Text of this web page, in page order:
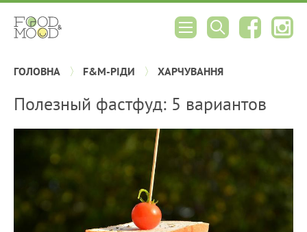
ГОЛОВНА F&M-РІДИ ХАРЧУВАННЯ
Полезный фастфуд: 5 вариантов